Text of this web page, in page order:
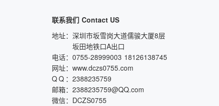
联系我们 Contact US
地址： 深圳市坂雪岗大道儒骏大厦8层
坂田地铁口A出口
电话： 0755-28999003 18126138745
网址： www.dczs0755.com
QQ ： 2388235759
邮箱： 2388235759@QQ.com
微信： DCZS0755